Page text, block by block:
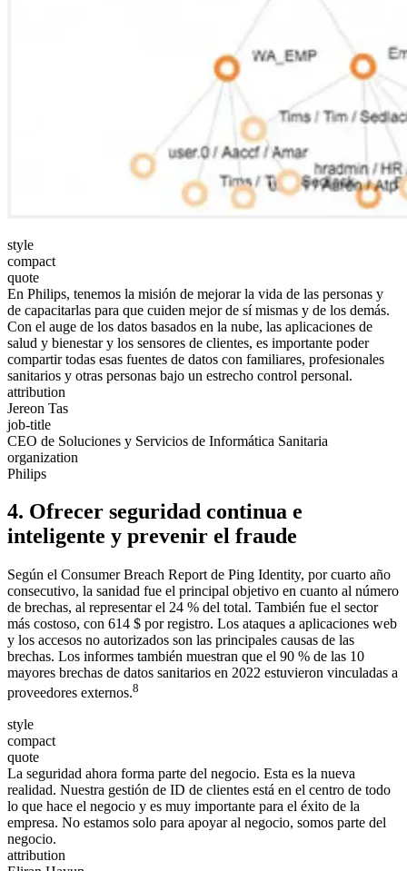
style
compact
quote
En Philips, tenemos la misión de mejorar la vida de las personas y
de capacitarlas para que cuiden mejor de sí mismas y de los demás.
Con el auge de los datos basados en la nube, las aplicaciones de
salud y bienestar y los sensores de clientes, es importante poder
compartir todas esas fuentes de datos con familiares, profesionales
sanitarios y otras personas bajo un estrecho control personal.
attribution
Jereon Tas
job-title
CEO de Soluciones y Servicios de Informática Sanitaria
organization
Philips
4. Ofrecer seguridad continua e
inteligente y prevenir el fraude
Según el Consumer Breach Report de Ping Identity, por cuarto año
consecutivo, la sanidad fue el principal objetivo en cuanto al número
de brechas, al representar el 24 % del total. También fue el sector
más costoso, con 614 $ por registro. Los ataques a aplicaciones web
y los accesos no autorizados son las principales causas de las
brechas. Los informes también muestran que el 90 % de las 10
mayores brechas de datos sanitarios en 2022 estuvieron vinculadas a
proveedores externos.8
style
compact
quote
La seguridad ahora forma parte del negocio. Esta es la nueva
realidad. Nuestra gestión de ID de clientes está en el centro de todo
lo que hace el negocio y es muy importante para el éxito de la
empresa. No estamos solo para apoyar al negocio, somos parte del
negocio.
attribution